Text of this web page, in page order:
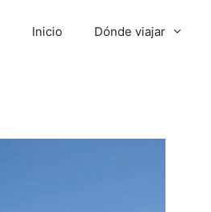
Inicio Dónde viajar